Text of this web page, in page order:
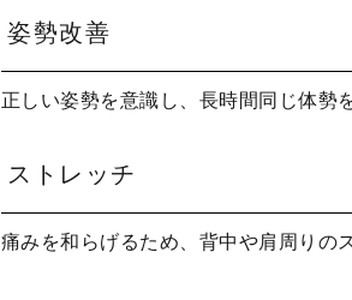
姿勢改善
正しい姿勢を意識し、長時間同じ体勢
ストレッチ
痛みを和らげるため、背中や肩周りの